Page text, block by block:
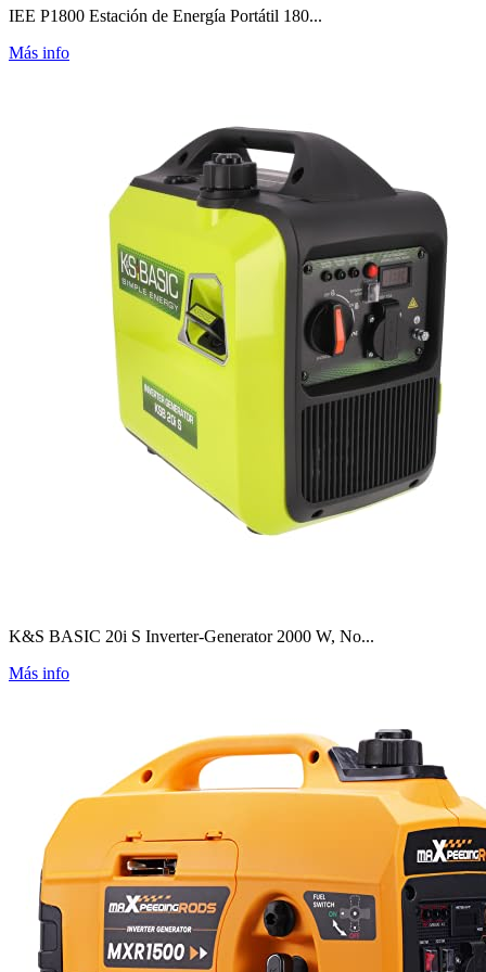
IEE P1800 Estación de Energía Portátil 180...
Más info
K&S BASIC 20i S Inverter-Generator 2000 W, No...
Más info